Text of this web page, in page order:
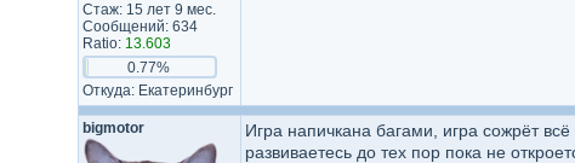
Стаж: 15 лет 9 мес.
Сообщений: 634
Ratio: 13.603
0.77%
Откуда: Екатеринбург
bigmotor
Игра напичкана багами, игра сожрёт
развиваетесь до тех пор пока не